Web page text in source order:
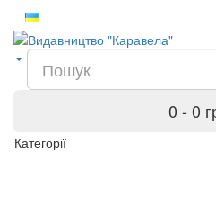
0 - 0
Категорії